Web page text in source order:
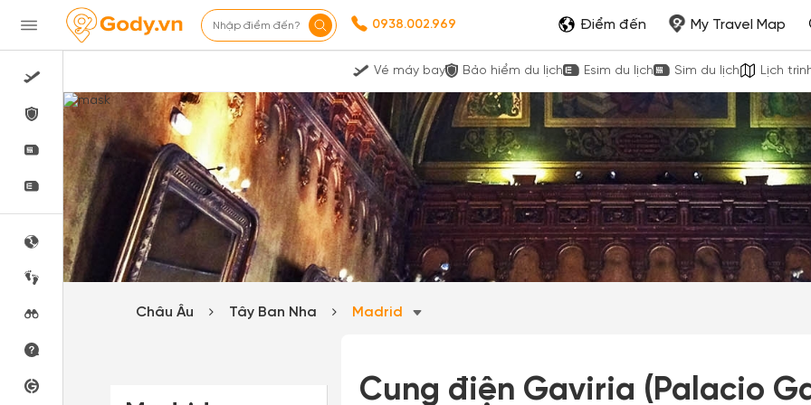
Nhập điểm đến? 0938.002.969 Điểm đến My Travel Map
Vé máy bay Bảo hiểm du lịch Esim du lịch Sim du lịch Lịch
Châu Âu Tây Ban Nha Madrid
Cung điện Gaviria (Palacio